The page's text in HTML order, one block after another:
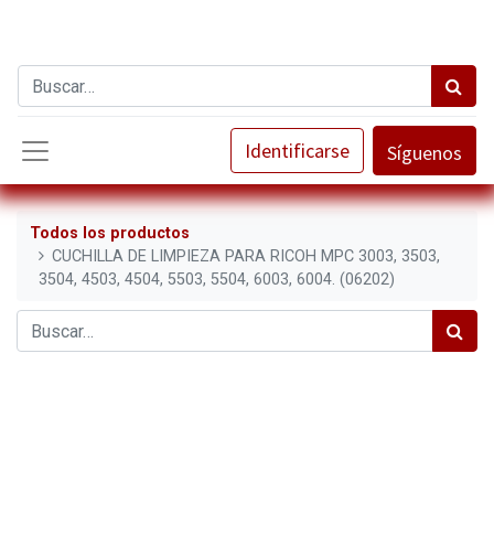
Identificarse Síguenos
Todos los productos
CUCHILLA DE LIMPIEZA PARA RICOH MPC 3003, 3503,
3504, 4503, 4504, 5503, 5504, 6003, 6004. (06202)